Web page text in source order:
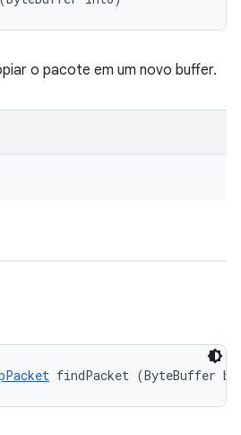
o pacote em um novo buffer.
findPacket (ByteBuffer